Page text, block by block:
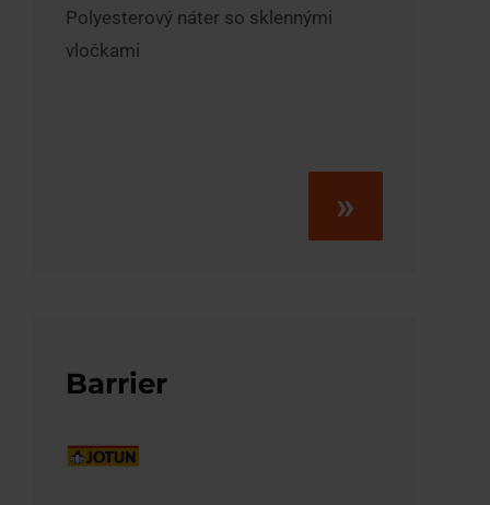
Polyesterový náter so sklennými
vločkami
»
Barrier